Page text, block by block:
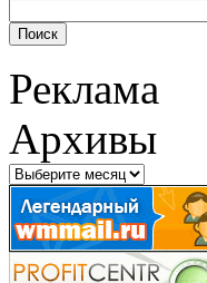
Реклама
Архивы
Архивы